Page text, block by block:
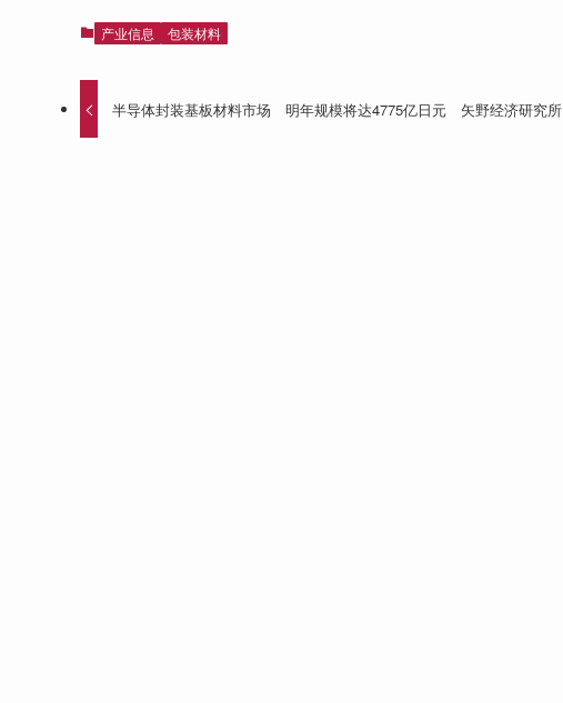
产业信息 包装材料
半导体封装基板材料市场 明年规模将达4775亿日元 矢野经济研究所